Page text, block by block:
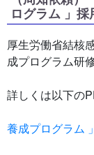
ログラム 」
厚生労働省結核
成プログラム研
詳しくは以下の
養成プログラム